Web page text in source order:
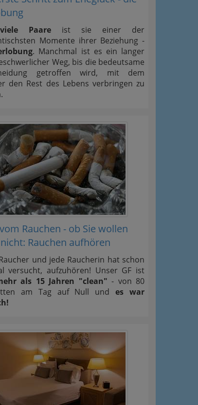
viele Paare ist sie einer der
Momente ihrer Beziehung -
. Manchmal ist es ein langer
Weg, bis die bedeutsame
getroffen wird, mit dem
den Rest des Lebens verbringen zu
Rauchen - ob Sie wollen
Rauchen aufhören
und jede Raucherin hat schon
versucht, aufzuhören! Unser GF ist
als 15 Jahren "clean" - von 80
am Tag auf Null undes war